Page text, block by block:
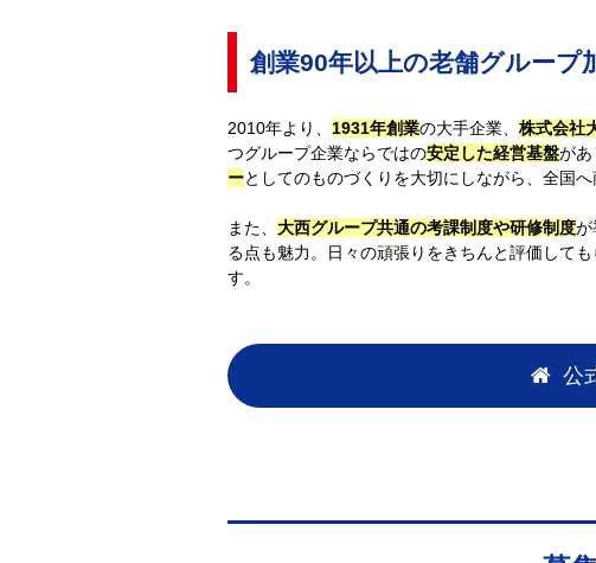
創業90年以上の老舗グルー
2010年より、 1931年創業の大手企業、 株式会社
つグループ企業ならではの安定した経営基盤があ
ーとしてのものづくりを大切にしながら、全国
また、 大西グループ共通の考課制度や研修制度が
る点も魅力。日々の頑張りをきちんと評価して
す。
公